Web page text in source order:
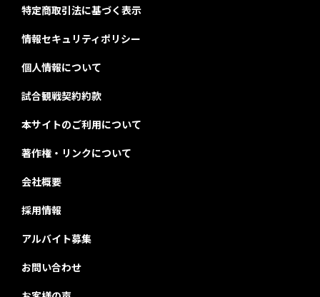
特定商取引法に基づく表示
情報セキュリティポリシー
個人情報について
試合観戦契約約款
本サイトのご利用について
著作権・リンクについて
会社概要
採用情報
アルバイト募集
お問い合わせ